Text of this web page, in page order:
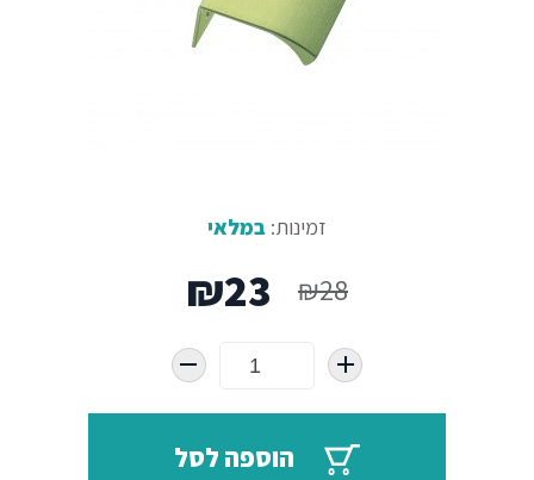
זמינות: במלאי
₪28
המחיר
המקורי
היה:
₪28.
₪23
הנוכחי
הוא:
₪23.הוספה לסל